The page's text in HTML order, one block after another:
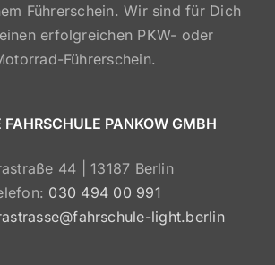
Führerschein. Wir sind für Dich
erfolgreichen PKW- oder
Führerschein.
FAHRSCHULE PANKOW GMBH
44 | 13187 Berlin
030 494 00 991
light.berlin